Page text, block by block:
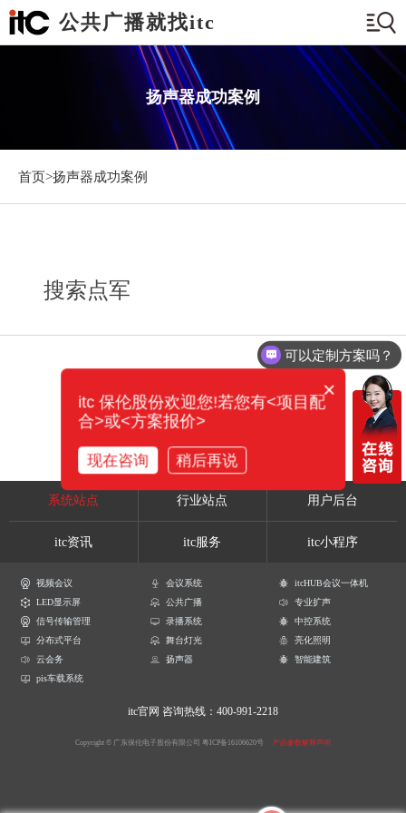
公共广播就找itc
扬声器成功案例
首页>扬声器成功案例
搜索点军
系统站点 行业站点 用户后台
itc资讯 itc服务 itc小程序
视频会议 会议系统
itcHUB会议一体机
LED显示屏
公共广播
专业扩声
信号传输管理
录播系统
中控系统
分布式平台
舞台灯光
亮化照明
云会务
扬声器
智能建筑
pis车载系统
itc官网 咨询热线：400-991-2218
Copyright © 广东保伦电子股份有限公司 粤ICP备16106620号 产品参数解释声明
可以定制方案吗？
×
itc 保伦股份欢迎您!若您有<项目配
合>或<方案报价>
现在咨询 稍后再说